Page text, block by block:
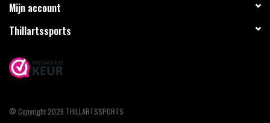
Mijn account
Thillartssports
© Copyright 2026 THILLARTSSPORTS